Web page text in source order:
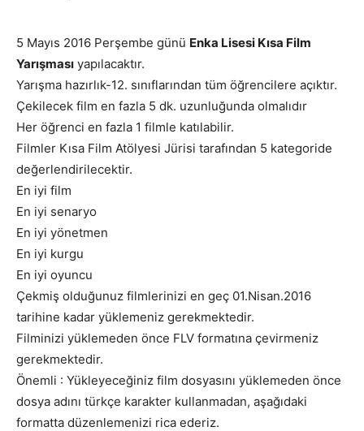
5 Mayıs 2016 Perşembe günü Enka Lisesi Kısa Film
Yarışması yapılacaktır.
Yarışma hazırlık-12. sınıflarından tüm öğrencilere açıktır.
Çekilecek film en fazla 5 dk. uzunluğunda olmalıdır
Her öğrenci en fazla 1 filmle katılabilir.
Filmler Kısa Film Atölyesi Jürisi tarafından 5 kategoride
değerlendirilecektir.
En iyi film
En iyi senaryo
En iyi yönetmen
En iyi kurgu
En iyi oyuncu
Çekmiş olduğunuz filmlerinizi en geç 01.Nisan.2016
tarihine kadar yüklemeniz gerekmektedir.
Filminizi yüklemeden önce FLV formatına çevirmeniz
gerekmektedir.
Önemli : Yükleyeceğiniz film dosyasını yüklemeden önce
dosya adını türkçe karakter kullanmadan, aşağıdaki
formatta düzenlemenizi rica ederiz.